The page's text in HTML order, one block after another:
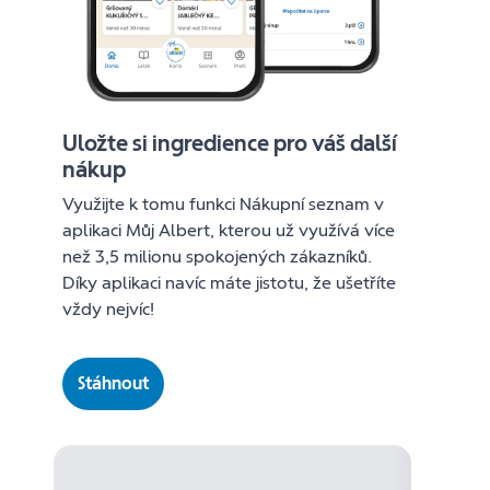
Uložte si ingredience pro váš další
nákup
Využijte k tomu funkci Nákupní seznam v
aplikaci Můj Albert, kterou už využívá více
než 3,5 milionu spokojených zákazníků.
Díky aplikaci navíc máte jistotu, že ušetříte
vždy nejvíc!
Stáhnout